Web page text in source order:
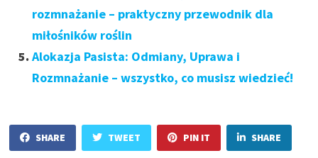
rozmnażanie – praktyczny przewodnik dla
miłośników roślin
Alokazja Pasista: Odmiany, Uprawa i
Rozmnażanie – wszystko, co musisz wiedzieć!
SHARE TWEET PIN IT SHARE